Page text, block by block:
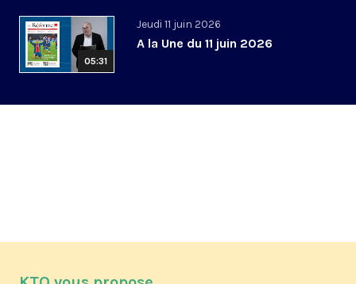
05:31
Jeudi 11 juin 2026
A la Une du 11 juin 2026